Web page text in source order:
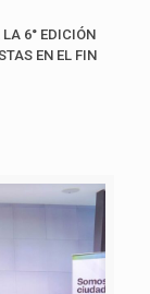
6° EDICIÓN
EN EL FIN